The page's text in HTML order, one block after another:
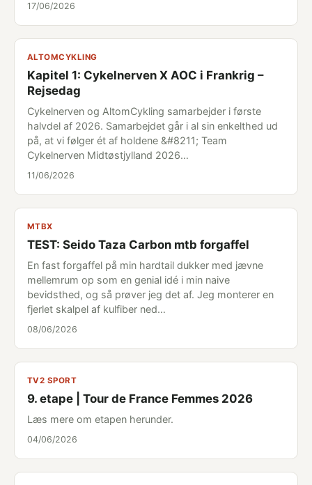
17/06/2026
ALTOMCYKLING
Kapitel 1: Cykelnerven X AOC i Frankrig –
Rejsedag
Cykelnerven og AltomCykling samarbejder i første
halvdel af 2026. Samarbejdet går i al sin enkelthed ud
på, at vi følger ét af holdene &#8211; Team
Cykelnerven Midtøstjylland 2026…
11/06/2026
MTBX
TEST: Seido Taza Carbon mtb forgaffel
En fast forgaffel på min hardtail dukker med jævne
mellemrum op som en genial idé i min naive
bevidsthed, og så prøver jeg det af. Jeg monterer en
fjerlet skalpel af kulfiber ned…
08/06/2026
TV2 SPORT
9. etape | Tour de France Femmes 2026
Læs mere om etapen herunder.
04/06/2026